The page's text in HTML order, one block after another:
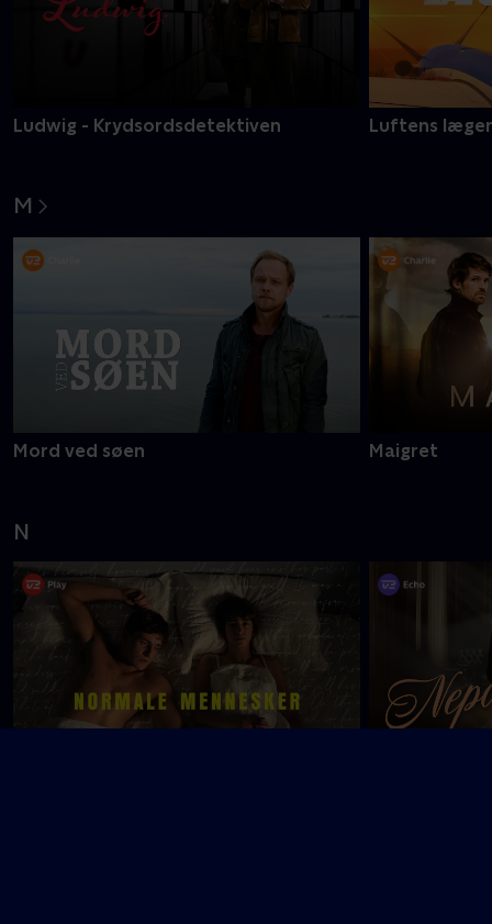
Ludwig - Krydsordsdetektiven Luftens læger
M
Mord ved søen Maigret
N